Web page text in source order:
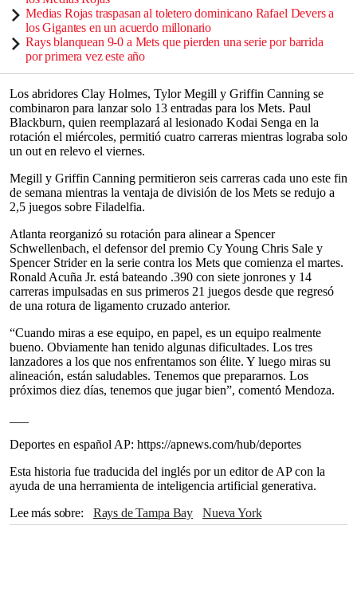
Medias Rojas traspasan al toletero dominicano Rafael Devers a
los Gigantes en un acuerdo millonario
Rays blanquean 9-0 a Mets que pierden una serie por barrida
por primera vez este año
Los abridores Clay Holmes, Tylor Megill y Griffin Canning se
combinaron para lanzar solo 13 entradas para los Mets. Paul
Blackburn, quien reemplazará al lesionado Kodai Senga en la
rotación el miércoles, permitió cuatro carreras mientras lograba solo
un out en relevo el viernes.
Megill y Griffin Canning permitieron seis carreras cada uno este fin
de semana mientras la ventaja de división de los Mets se redujo a
2,5 juegos sobre Filadelfia.
Atlanta reorganizó su rotación para alinear a Spencer
Schwellenbach, el defensor del premio Cy Young Chris Sale y
Spencer Strider en la serie contra los Mets que comienza el martes.
Ronald Acuña Jr. está bateando .390 con siete jonrones y 14
carreras impulsadas en sus primeros 21 juegos desde que regresó
de una rotura de ligamento cruzado anterior.
“Cuando miras a ese equipo, en papel, es un equipo realmente
bueno. Obviamente han tenido algunas dificultades. Los tres
lanzadores a los que nos enfrentamos son élite. Y luego miras su
alineación, están saludables. Tenemos que prepararnos. Los
próximos diez días, tenemos que jugar bien”, comentó Mendoza.
Deportes en español AP: https://apnews.com/hub/deportes
Esta historia fue traducida del inglés por un editor de AP con la
ayuda de una herramienta de inteligencia artificial generativa.
Lee más sobre
Rays de Tampa Bay Nueva York